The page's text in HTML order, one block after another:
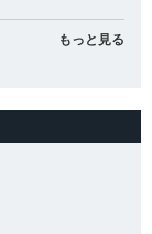
もっと見る